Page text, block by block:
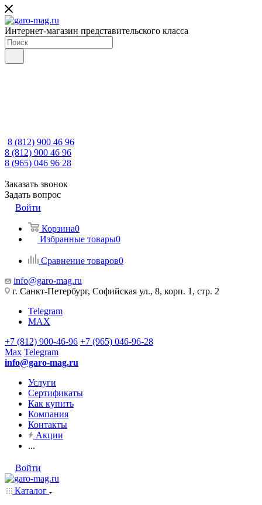
Интернет-магазин представительского класса
8 (812) 900 46 96
8 (812) 900 46 96
8 (965) 046 96 28
Заказать звонок
Задать вопрос
Войти
Корзина0
Избранные товары0
Сравнение товаров0
info@garo-mag.ru
г. Санкт-Петербург, Софийская ул., 8, корп. 1, стр. 2
Telegram
MAX
+7 (812) 900-46-96 +7 (965) 046-96-28
Max Telegram
info@garo-mag.ru
Услуги
Сертификаты
Как купить
Компания
Контакты
Акции
...
Войти
Каталог